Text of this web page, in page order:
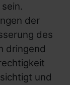
der
des
dringend
und